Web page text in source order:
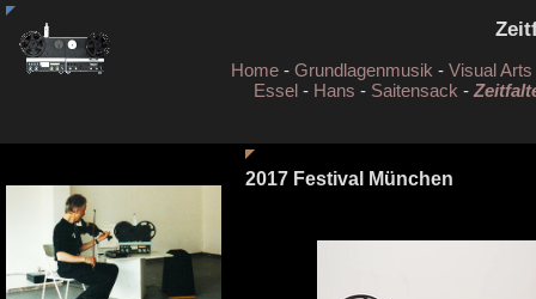
Home- Grundlagenmusik - Visual Arts
Essel - Hans - Saitensack -
2017 Festival München